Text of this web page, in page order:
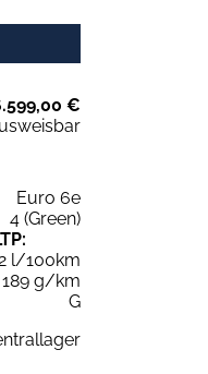
€
Euro 6e
4 (Green)
l/100km
189 g/km
G